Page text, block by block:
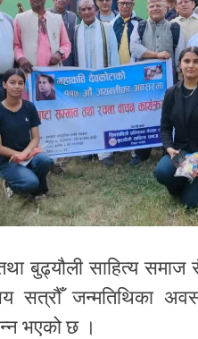
बुढ्यौली साहित्य
सत्रौँ जन्मतिथिका
भएको छ ।